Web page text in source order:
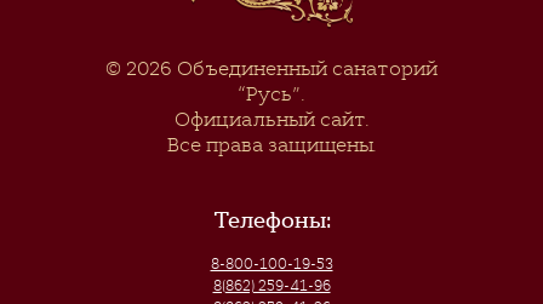
© 2026 Объединенный санаторий
“Русь”.
Официальный сайт.
Все права защищены.
Телефоны:
8-800-100-19-53
8(862) 259-41-96